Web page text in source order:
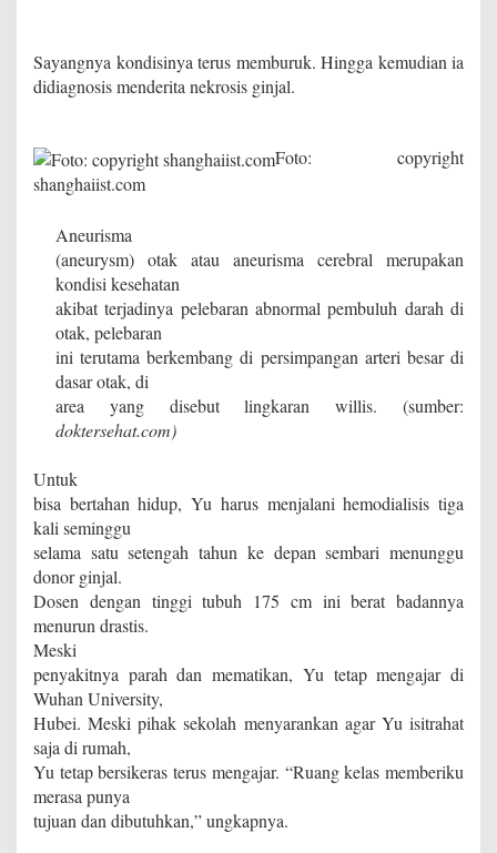
Sayangnya kondisinya terus memburuk. Hingga kemudian ia
didiagnosis menderita nekrosis ginjal.
Foto: copyright
shanghaiist.com
Aneurisma
(aneurysm) otak atau aneurisma cerebral merupakan
kondisi kesehatan
akibat terjadinya pelebaran abnormal pembuluh darah di
otak, pelebaran
ini terutama berkembang di persimpangan arteri besar di
dasar otak, di
area yang disebut lingkaran willis. (sumber:
doktersehat.com)
Untuk
bisa bertahan hidup, Yu harus menjalani hemodialisis tiga
kali seminggu
selama satu setengah tahun ke depan sembari menunggu
donor ginjal.
Dosen dengan tinggi tubuh 175 cm ini berat badannya
menurun drastis.
Meski
penyakitnya parah dan mematikan, Yu tetap mengajar di
Wuhan University,
Hubei. Meski pihak sekolah menyarankan agar Yu isitrahat
saja di rumah,
Yu tetap bersikeras terus mengajar. “Ruang kelas memberiku
merasa punya
tujuan dan dibutuhkan,” ungkapnya.